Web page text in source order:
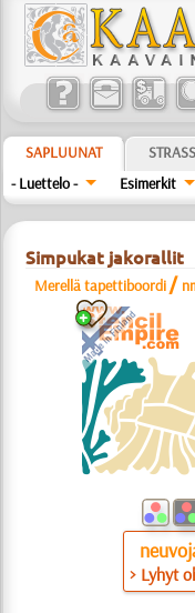
SAPLUUNAT
- Luettelo -
Esimerkit
Simpukat jakorallit
Merellä tapettiboordi /
> Lyhyt